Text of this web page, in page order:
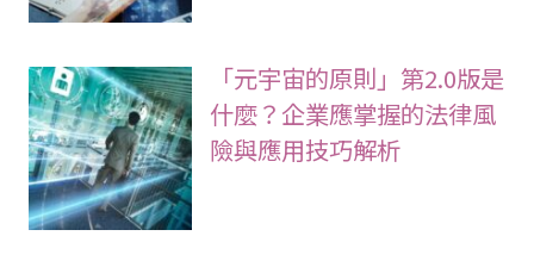
「元宇宙的原則」第2.0版是
什麼？企業應掌握的法律風
險與應用技巧解析